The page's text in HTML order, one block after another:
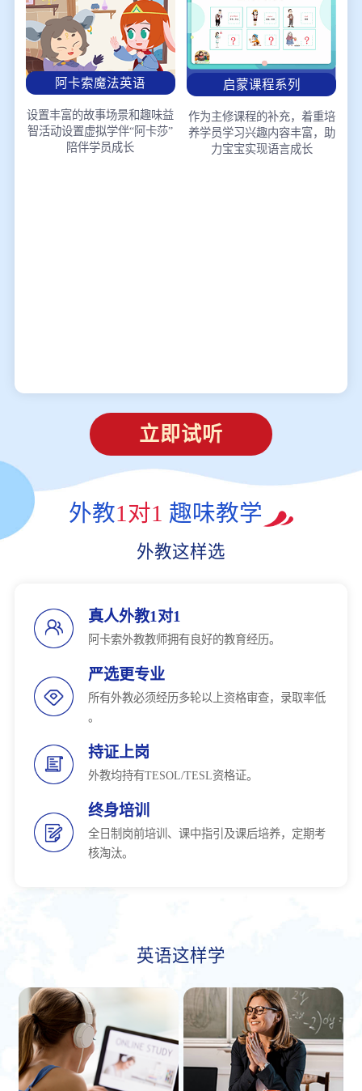
阿卡索魔法英语
设置丰富的故事场景和趣味益
智活动设置虚拟学伴“阿卡莎”
陪伴学员成长
启蒙课程系列
作为主修课程的补充，着重培
养学员学习兴趣内容丰富，助
力宝宝实现语言成长
立即试听
外教1对1 趣味教学
外教这样选
真人外教1对1
阿卡索外教教师拥有良好的教育经历。
严选更专业
所有外教必须经历多轮以上资格审查，录取率低
。
持证上岗
外教均持有TESOL/TESL资格证。
终身培训
全日制岗前培训、课中指引及课后培养，定期考
核淘汰。
英语这样学